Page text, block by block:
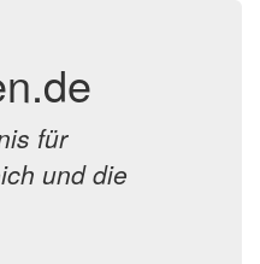
für
und die